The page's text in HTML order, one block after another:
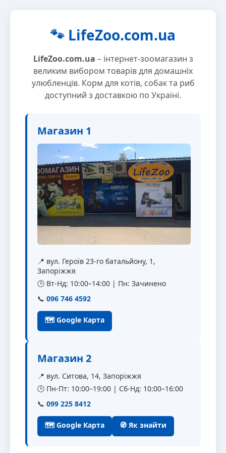
🐾 LifeZoo.com.ua
LifeZoo.com.ua – інтернет-зоомагазин з
великим вибором товарів для домашніх
улюбленців. Корм для котів, собак та риб
доступний з доставкою по Україні.
Магазин 1
📍 вул. Героїв 23-го батальйону, 1,
Запоріжжя
🕒 Вт-Нд: 10:00–14:00 | Пн: Зачинено
📞 096 746 4592
🗺 Google Карта
Магазин 2
📍 вул. Ситова, 14, Запоріжжя
🕒 Пн-Пт: 10:00–19:00 | Сб-Нд: 10:00–16:00
📞 099 225 8412
🗺 Google Карта 🧭 Як знайти